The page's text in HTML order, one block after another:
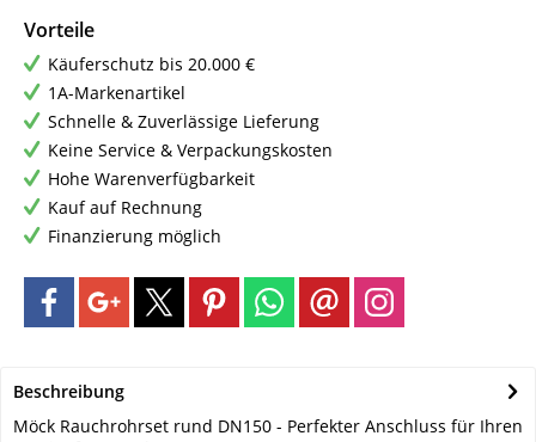
Vorteile
Käuferschutz bis 20.000 €
1A-Markenartikel
Schnelle & Zuverlässige Lieferung
Keine Service & Verpackungskosten
Hohe Warenverfügbarkeit
Kauf auf Rechnung
Finanzierung möglich
Beschreibung
Möck Rauchrohrset rund DN150 - Perfekter Anschluss für Ihren